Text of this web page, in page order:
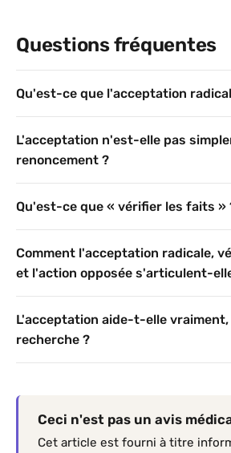
Questions fréquentes
Qu'est-ce que l'acceptation
L'acceptation n'est-elle pas
renoncement ?
Qu'est-ce que « vérifier les faits »
Comment l'acceptation radicale,
et l'action opposée s'articulent-
L'acceptation aide-t-elle
recherche ?
Ceci n'est pas un avis
Cet article est fourni à titre